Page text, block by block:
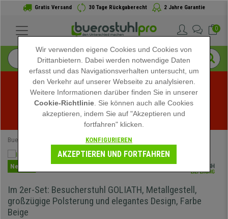
Gratis Versand 30 Tage Rückgaberecht 2 Jahre Garantie
0
Sommerschlussverkauf bei buerostuhlpro! Exklusive
Rabatte für kurze Zeit - Aktion ansehen -
Buerostuhlpro Besucherstühle
Neuheit
Im 2er-Set: Besucherstuhl GOLIATH, Metallgestell,
großzügige Polsterung und elegantes Design, Farbe
Beige
Wir verwenden eigene Cookies und Cookies von
Drittanbietern. Dabei werden notwendige Daten
erfasst und das Navigationsverhalten untersucht, um
den Verkehr auf unserer Webseite zu analylsieren.
Weitere Informationen darüber finden Sie in unserer
Cookie-Richtlinie . Sie können auch alle Cookies
akzeptieren, indem Sie auf "Akzeptieren und
fortfahren" klicken.
KONFIGURIEREN
AKZEPTIEREN UND FORTFAHREN